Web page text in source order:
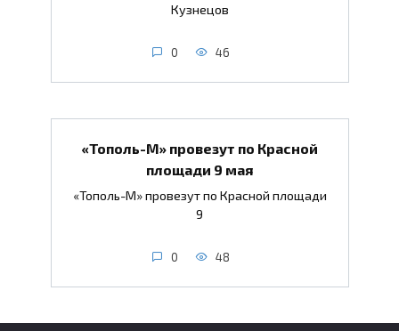
Кузнецов
0 46
«Тополь-М» провезут по Красной
площади 9 мая
«Тополь-М» провезут по Красной площади
9
0 48